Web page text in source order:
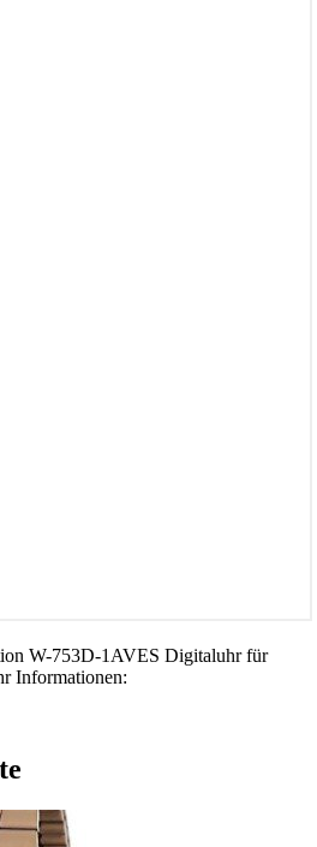
W-753D-1AVES Digitaluhr für
Informationen: